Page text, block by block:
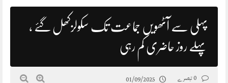
پہلی سے آٹھویں جماعت تک سکولزکھل گئے ،
پہلے روز حاضری کم رہی
01/09/2025